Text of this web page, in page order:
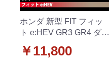
ホンダ 新型 FIT フィッ
ト e:HEV GR3 GR4 ダッ
ンダード 受注生産
￥11,800